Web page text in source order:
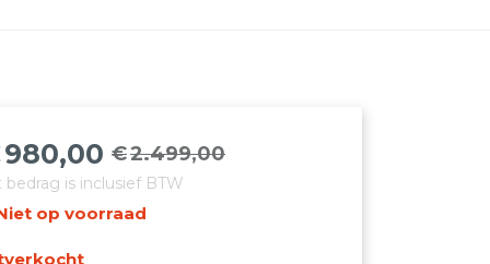
€2.499,00
980,00
bedrag is inclusief BTW
op voorraad